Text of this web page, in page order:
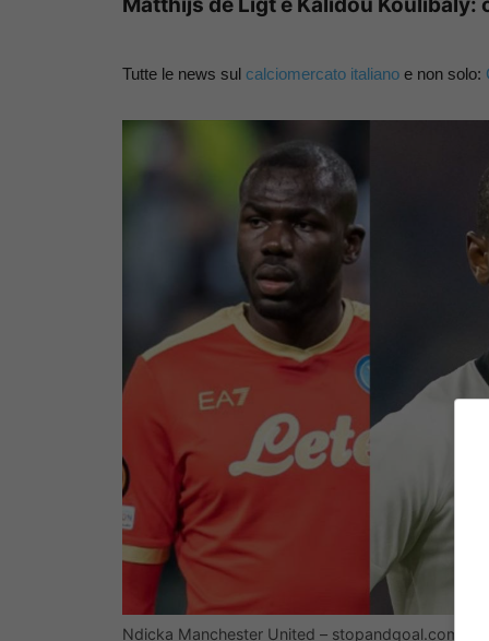
Tutte le news sul calciomercato italiano e non solo:
Ndicka Manchester United – stopandgoal.com